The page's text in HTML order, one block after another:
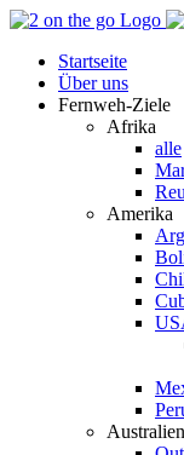
Zum
springen
Facebook
YouTube
Instagram
Pinterest
Rss
Startseite
Über uns
Fernweh-Ziele
Afrika
alle
Amerika